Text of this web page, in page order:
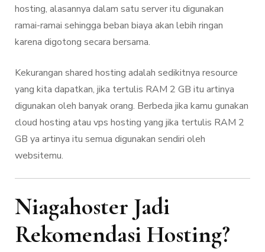
hosting, alasannya dalam satu server itu digunakan
ramai-ramai sehingga beban biaya akan lebih ringan
karena digotong secara bersama.
Kekurangan shared hosting adalah sedikitnya resource
yang kita dapatkan, jika tertulis RAM 2 GB itu artinya
digunakan oleh banyak orang. Berbeda jika kamu gunakan
cloud hosting atau vps hosting yang jika tertulis RAM 2
GB ya artinya itu semua digunakan sendiri oleh
websitemu.
Niagahoster Jadi
Rekomendasi Hosting?